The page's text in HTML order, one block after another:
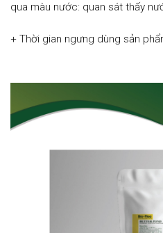
qua màu nước: quan sát thấy
+ Thời gian ngưng dùng sản